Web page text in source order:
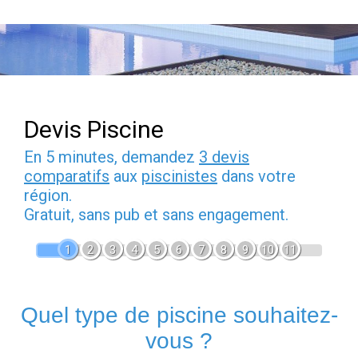
Devis Piscine
En 5 minutes, demandez 3 devis
comparatifs aux piscinistes dans votre
région.
Gratuit, sans pub et sans engagement.
1 2 3 4 5 6 7 8 9 10 11
Quel type de piscine souhaitez-
vous ?